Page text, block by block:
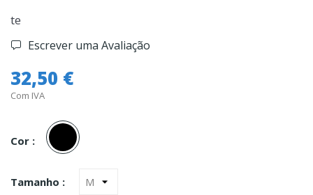
te
Escrever uma Avaliação
32,50 €
Com IVA
Cor :
Preto
Tamanho :